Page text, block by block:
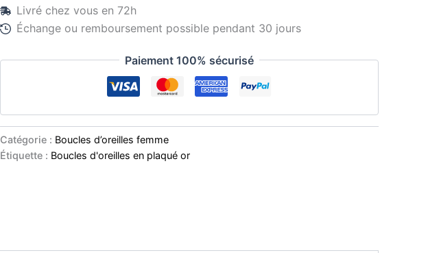
Livré chez vous en 72h
Échange ou remboursement possible pendant 30 jours
Paiement 100% sécurisé
Catégorie : Boucles d’oreilles femme
Étiquette : Boucles d'oreilles en plaqué or